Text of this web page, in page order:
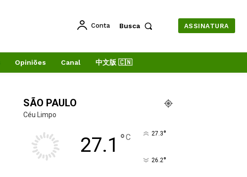
Conta Busca ASSINATURA
Opiniões Canal 中文版 🇨🇳
SÃO PAULO
Céu Limpo
27.1 °C 27.3°
26.2°